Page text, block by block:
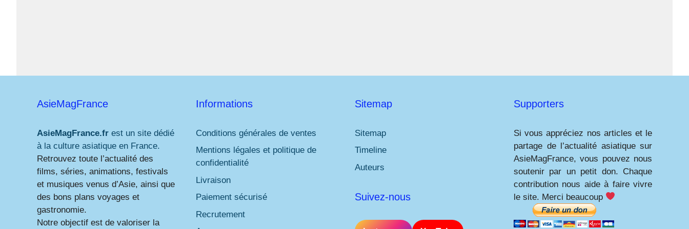
AsieMagFrance
AsieMagFrance.fr est un site dédié
à la culture asiatique en France.
Retrouvez toute l’actualité des
films, séries, animations, festivals
et musiques venus d’Asie, ainsi que
des bons plans voyages et
gastronomie.
Notre objectif est de valoriser la
Informations
Conditions générales de ventes
Mentions légales et politique de
confidentialité
Livraison
Paiement sécurisé
Recrutement
Sitemap
Sitemap
Timeline
Auteurs
Suivez-nous
Supporters
Si vous appréciez nos articles et le
partage de l’actualité asiatique sur
AsieMagFrance, vous pouvez nous
soutenir par un petit don. Chaque
contribution nous aide à faire vivre
le site. Merci beaucoup